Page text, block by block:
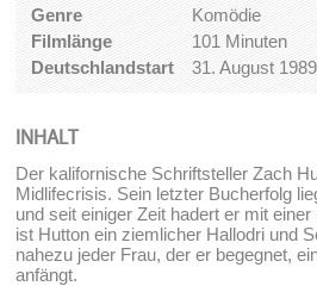
Genre
Komödie
Filmlänge
101 Minuten
Deutschlandstart
31. August 1989
INHALT
Der kalifornische Schriftsteller Zach
Midlifecrisis. Sein letzter Bucherfolg
und seit einiger Zeit hadert er mit
ist Hutton ein ziemlicher Hallodri und
nahezu jeder Frau, der er begegnet,
anfängt.